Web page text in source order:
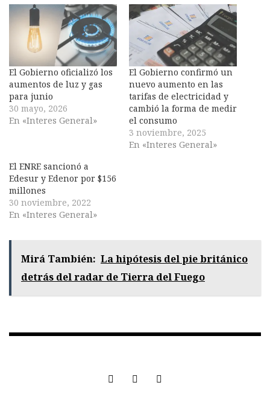
El Gobierno oficializó los
aumentos de luz y gas
para junio
30 mayo, 2026
En «Interes General»
El Gobierno confirmó un
nuevo aumento en las
tarifas de electricidad y
cambió la forma de medir
el consumo
3 noviembre, 2025
En «Interes General»
El ENRE sancionó a
Edesur y Edenor por $156
millones
30 noviembre, 2022
En «Interes General»
Mirá También: La hipótesis del pie británico
detrás del radar de Tierra del Fuego